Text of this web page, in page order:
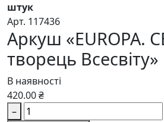
штук
Арт. 117436
Аркуш «EUROPA.
творець Всесвіту»
В наявності
420.00 ₴
–